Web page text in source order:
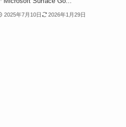
2025年7月10日 2026年1月29日